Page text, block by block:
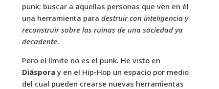
punk; buscar a aquellas personas que ven en él
una herramienta para destruir con inteligencia y
reconstruir sobre las ruinas de una sociedad ya
decadente.
Pero el límite no es el punk. He visto en
Diásporay en el Hip-Hop un espacio por medio
del cual pueden crearse nuevas herramientas